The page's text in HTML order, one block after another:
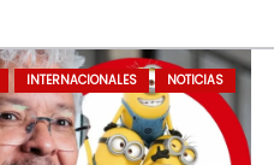
INTERNACIONALES NOTICIAS